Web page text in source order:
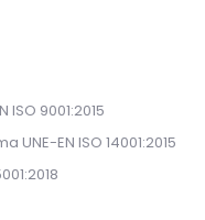
9001:2015
EN ISO 14001:2015